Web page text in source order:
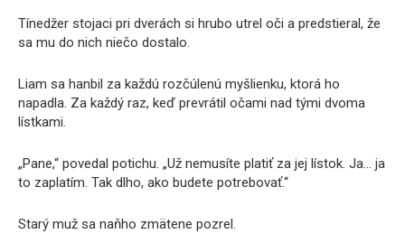
Tínedžer stojaci pri dverách si hrubo utrel oči a predstieral, že
sa mu do nich niečo dostalo.
Liam sa hanbil za každú rozčúlenú myšlienku, ktorá ho
napadla. Za každý raz, keď prevrátil očami nad tými dvoma
lístkami.
„Pane,“ povedal potichu. „Už nemusíte platiť za jej lístok. Ja… ja
to zaplatím. Tak dlho, ako budete potrebovať.“
Starý muž sa naňho zmätene pozrel.